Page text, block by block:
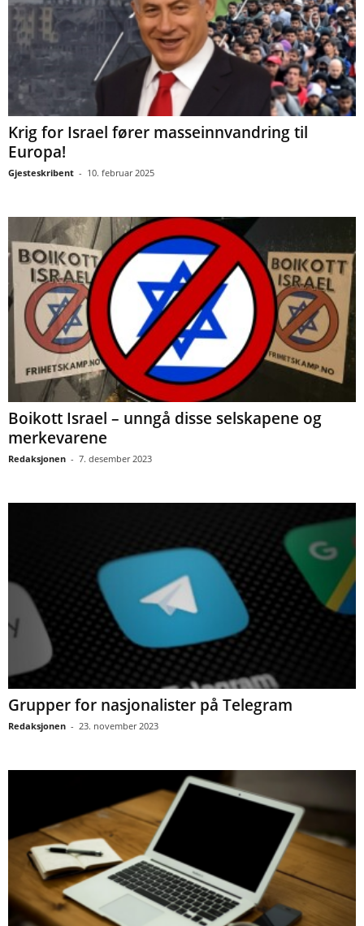
Krig for Israel fører masseinnvandring til
Europa!
Gjesteskribent - 10. februar 2025
Boikott Israel – unngå disse selskapene og
merkevarene
Redaksjonen - 7. desember 2023
Grupper for nasjonalister på Telegram
Redaksjonen - 23. november 2023